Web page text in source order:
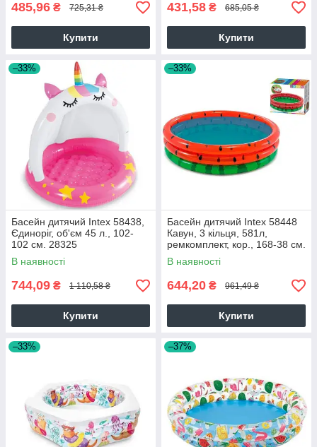
485,96 ₴ 725,31 ₴
Купити
431,58 ₴ 685,05 ₴
Купити
–33%
Басейн дитячий Intex 58438,
Єдиноріг, об'єм 45 л., 102-
102 см. 28325
В наявності
744,09 ₴ 1 110,58 ₴
Купити
–33%
Басейн дитячий Intex 58448
Кавун, 3 кільця, 581л,
ремкомплект, кор., 168-38 см.
28325
В наявності
644,20 ₴ 961,49 ₴
Купити
–33% –37%